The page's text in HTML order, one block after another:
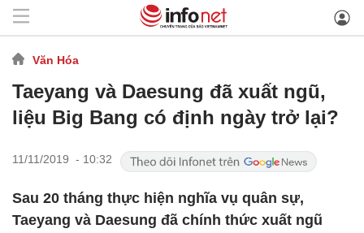
Văn Hóa
Taeyang và Daesung đã xuất ngũ,
liệu Big Bang có định ngày trở lại?
11/11/2019 - 10:32
Sau 20 tháng thực hiện nghĩa vụ quân sự,
Taeyang và Daesung đã chính thức xuất ngũ